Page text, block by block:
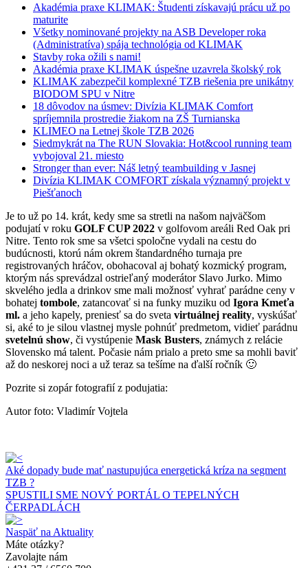
Akadémia praxe KLIMAK: Študenti získavajú prácu už po
maturite
Všetky nominované projekty na ASB Developer roka
(Administratíva) spája technológia od KLIMAK
Stavby roka ožili s nami!
Akadémia praxe KLIMAK úspešne uzavrela školský rok
KLIMAK zabezpečil komplexné TZB riešenia pre unikátny
BIODOM SPU v Nitre
18 dôvodov na úsmev: Divízia KLIMAK Comfort
spríjemnila prostredie žiakom na ZŠ Turnianska
KLIMEO na Letnej škole TZB 2026
Siedmykrát na The RUN Slovakia: Hot&cool running team
vybojoval 21. miesto
Stronger than ever: Náš letný teambuilding v Jasnej
Divízia KLIMAK COMFORT získala významný projekt v
Piešťanoch
Je to už po 14. krát, kedy sme sa stretli na našom najväčšom
podujatí v roku GOLF CUP 2022 v golfovom areáli Red Oak pri
Nitre. Tento rok sme sa všetci spoločne vydali na cestu do
budúcnosti, ktorú nám okrem štandardného turnaja pre
registrovaných hráčov, obohacoval aj bohatý kozmický program,
ktorým nás sprevádzal ostrieľaný moderátor Slavo Jurko. Mimo
skvelého jedla a drinkov sme mali možnosť vyhrať parádne ceny v
bohatej tombole, zatancovať si na funky muziku od Igora Kmeťa
ml. a jeho kapely, preniesť sa do sveta virtuálnej reality, vyskúšať
si, aké to je silou vlastnej mysle pohnúť predmetom, vidieť parádnu
svetelnú show, či vystúpenie Mask Busters, známych z relácie
Slovensko má talent. Počasie nám prialo a preto sme sa mohli baviť
až do neskorej noci a už teraz sa tešíme na ďalší ročník 🙂
Pozrite si zopár fotografií z podujatia:
Autor foto: Vladimír Vojtela
Aké dopady bude mať nastupujúca energetická kríza na segment
TZB ?
SPUSTILI SME NOVÝ PORTÁL O TEPELNÝCH
ČERPADLÁCH
Naspäť na Aktuality
Máte otázky?
Zavolajte nám